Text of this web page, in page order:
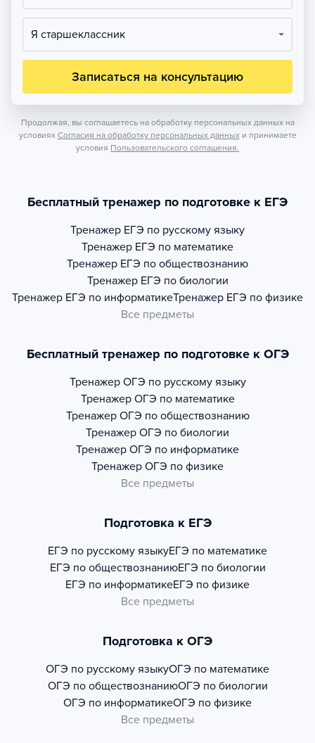
Я старшеклассник
Записаться на консультацию
Продолжая, вы соглашаетесь на обработку персональных данных на
условиях Согласия на обработку персональных данных и принимаете
условия Пользовательского соглашения.
Бесплатный тренажер по подготовке к ЕГЭ
Тренажер ЕГЭ по русскому языку
Тренажер ЕГЭ по математике
Тренажер ЕГЭ по обществознанию
Тренажер ЕГЭ по биологии
Тренажер ЕГЭ по информатикеТренажер ЕГЭ по физике
Все предметы
Бесплатный тренажер по подготовке к ОГЭ
Тренажер ОГЭ по русскому языку
Тренажер ОГЭ по математике
Тренажер ОГЭ по обществознанию
Тренажер ОГЭ по биологии
Тренажер ОГЭ по информатике
Тренажер ОГЭ по физике
Все предметы
Подготовка к ЕГЭ
ЕГЭ по русскому языкуЕГЭ по математике
ЕГЭ по обществознаниюЕГЭ по биологии
ЕГЭ по информатикеЕГЭ по физике
Все предметы
Подготовка к ОГЭ
ОГЭ по русскому языкуОГЭ по математике
ОГЭ по обществознаниюОГЭ по биологии
ОГЭ по информатикеОГЭ по физике
Все предметы